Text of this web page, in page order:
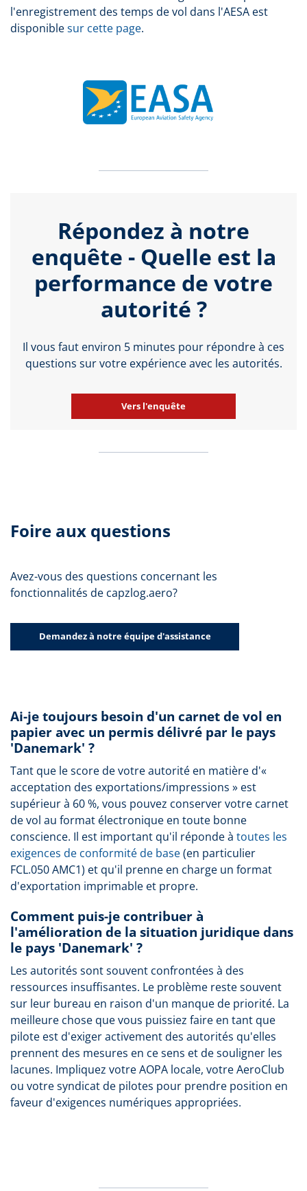
l'enregistrement des temps de vol dans l'AESA est
disponiblesur cette page.
Répondez à notre
enquête - Quelle est la
performance de votre
autorité ?
Il vous faut environ 5 minutes pour répondre à ces
questions sur votre expérience avec les autorités.
Vers l'enquête
Foire aux questions
Avez-vous des questions concernant les
fonctionnalités de capzlog.aero?
Demandez à notre équipe d'assistance
Ai-je toujours besoin d'un carnet de vol en
papier avec un permis délivré par le pays
'Danemark' ?
Tant que le score de votre autorité en matière d'«
acceptation des exportations/impressions » est
supérieur à 60 %, vous pouvez conserver votre carnet
de vol au format électronique en toute bonne
conscience. Il est important qu'il réponde à toutes les
exigences de conformité de base(en particulier
FCL.050 AMC1) et qu'il prenne en charge un format
d'exportation imprimable et propre.
Comment puis-je contribuer à
l'amélioration de la situation juridique dans
le pays 'Danemark' ?
Les autorités sont souvent confrontées à des
ressources insuffisantes. Le problème reste souvent
sur leur bureau en raison d'un manque de priorité. La
meilleure chose que vous puissiez faire en tant que
pilote est d'exiger activement des autorités qu'elles
prennent des mesures en ce sens et de souligner les
lacunes. Impliquez votre AOPA locale, votre AeroClub
ou votre syndicat de pilotes pour prendre position en
faveur d'exigences numériques appropriées.